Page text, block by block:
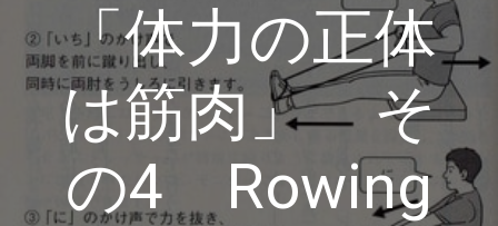
「体力の正体
は筋肉」 そ
の4 Rowing